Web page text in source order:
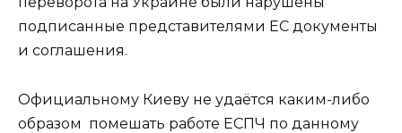
подписанные представителями ЕС документы
и соглашения.
Официальному Киеву не удаётся каким-либо
образом помешать работе ЕСПЧ по данному